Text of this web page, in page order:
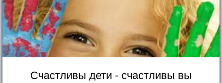
Счастливы дети - счастливы вы